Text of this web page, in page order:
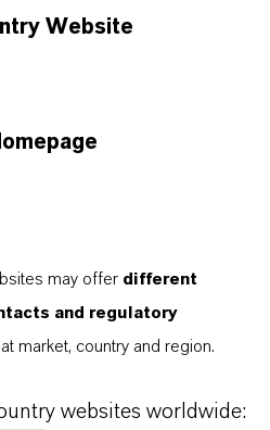
Website
may offer different
and regulatory
market, country and region.
websites worldwide: